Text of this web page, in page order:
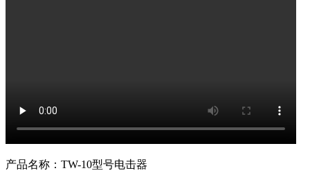
产品名称：TW-10型号电击器